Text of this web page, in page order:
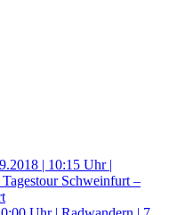
| 10:15 Uhr |
Schweinfurt –